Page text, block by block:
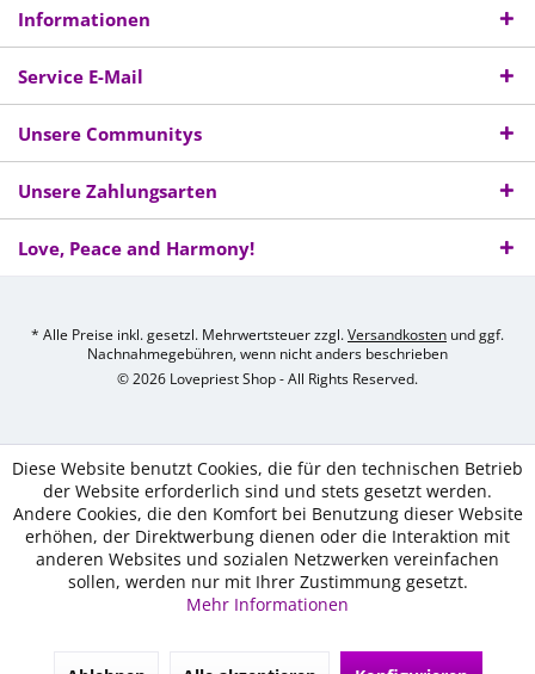
Informationen
Service E-Mail
Unsere Communitys
Unsere Zahlungsarten
Love, Peace and Harmony!
* Alle Preise inkl. gesetzl. Mehrwertsteuer zzgl.Versandkosten und ggf.
Nachnahmegebühren, wenn nicht anders beschrieben
© 2026 Lovepriest Shop - All Rights Reserved.
Diese Website benutzt Cookies, die für den technischen Betrieb
der Website erforderlich sind und stets gesetzt werden.
Andere Cookies, die den Komfort bei Benutzung dieser Website
erhöhen, der Direktwerbung dienen oder die Interaktion mit
anderen Websites und sozialen Netzwerken vereinfachen
sollen, werden nur mit Ihrer Zustimmung gesetzt.
Mehr Informationen